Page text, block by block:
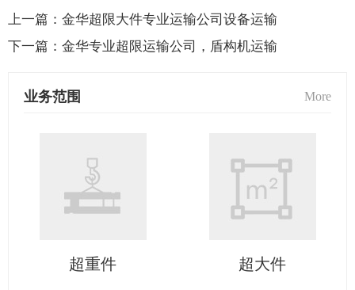
上一篇： 金华超限大件专业运输公司设备运输
下一篇： 金华专业超限运输公司，盾构机运输
业务范围 More
超重件 超大件